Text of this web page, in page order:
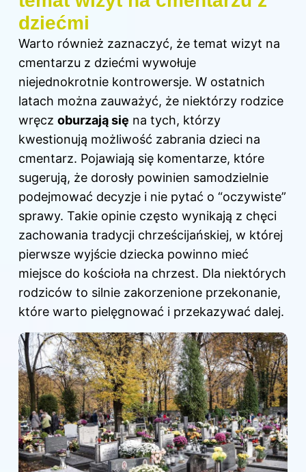
dziećmi
Warto również zaznaczyć, że temat wizyt na
cmentarzu z dziećmi wywołuje
niejednokrotnie kontrowersje. W ostatnich
latach można zauważyć, że niektórzy rodzice
wręcz oburzają się na tych, którzy
kwestionują możliwość zabrania dzieci na
cmentarz. Pojawiają się komentarze, które
sugerują, że dorosły powinien samodzielnie
podejmować decyzje i nie pytać o “oczywiste”
sprawy. Takie opinie często wynikają z chęci
zachowania tradycji chrześcijańskiej, w której
pierwsze wyjście dziecka powinno mieć
miejsce do kościoła na chrzest. Dla niektórych
rodziców to silnie zakorzenione przekonanie,
które warto pielęgnować i przekazywać dalej.